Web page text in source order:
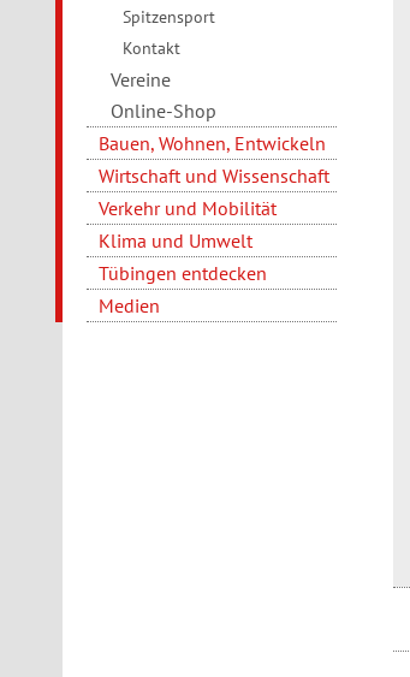
Spitzensport
Kontakt
Vereine
Online-Shop
Bauen, Wohnen, Entwickeln
Wirtschaft und Wissenschaft
Verkehr und Mobilität
Klima und Umwelt
Tübingen entdecken
Medien